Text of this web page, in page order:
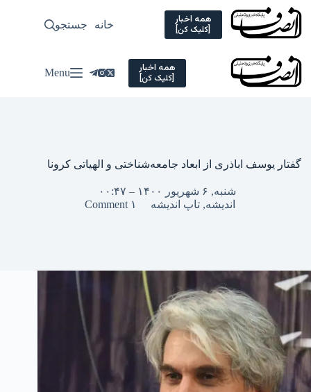
Skip
content
همه اخبار
[کلیک کن] خانه سیاسی
جستجو
همه اخبار
[کلیک کن] Menu
گفتار یوسف اباذری از ابعاد جامعه‌شناختی و الهیاتی کرونا
شنبه, ۶ شهریور ۱۴۰۰ – ۰۰:۴۷
اندیشه, تاپ اندیشه ۱ Comment